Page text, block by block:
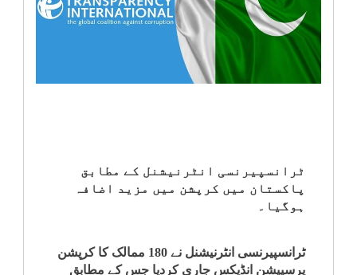
انٹرٹینمنٹ
ویڈیوز
ٹرانسپیرنسی انٹرنیشنل کے مطابق
پاکستان میں کرپشن میں مزید اضافہ
ہوگیا۔
ٹرانسپیرنسی انٹرنیشنل نے 180 ممالک کا کرپشن
پرسیپشن انڈیکس جاری کردیا جس کے مطابق